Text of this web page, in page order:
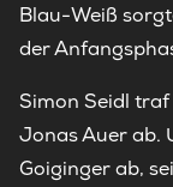
Blau-Weiß
der
Simon Seidl traf
Jonas Auer ab.
Goiginger ab,